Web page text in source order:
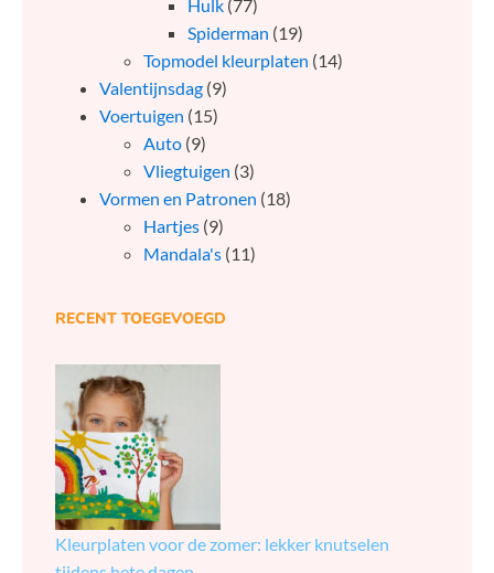
Hulk (77)
Spiderman (19)
Topmodel kleurplaten (14)
Valentijnsdag (9)
Voertuigen (15)
Auto (9)
Vliegtuigen (3)
Vormen en Patronen (18)
Hartjes (9)
Mandala's (11)
RECENT TOEGEVOEGD
Kleurplaten voor de zomer: lekker knutselen